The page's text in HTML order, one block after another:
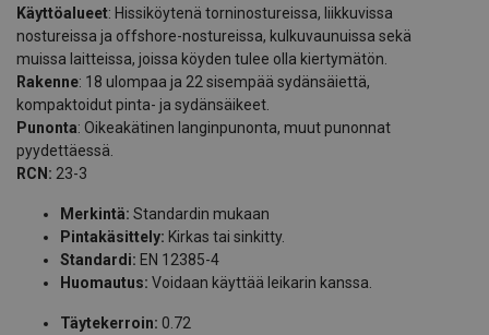
Käyttöalueet: Hissiköytenä torninostureissa, liikkuvissa
nostureissa ja offshore-nostureissa, kulkuvaunuissa sekä
muissa laitteissa, joissa köyden tulee olla kiertymätön.
Rakenne: 18 ulompaa ja 22 sisempää sydänsäiettä,
kompaktoidut pinta- ja sydänsäikeet.
Punonta: Oikeakätinen langinpunonta, muut punonnat
pyydettäessä.
RCN: 23-3
Merkintä: Standardin mukaan
Pintakäsittely: Kirkas tai sinkitty.
Standardi: EN 12385-4
Huomautus: Voidaan käyttää leikarin kanssa.
Täytekerroin: 0.72